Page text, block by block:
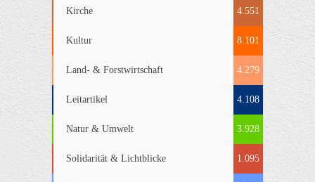
Kirche 4.551
Kultur 8.101
Land- & Forstwirtschaft 4.279
Leitartikel 4.108
Natur & Umwelt 3.928
Solidarität & Lichtblicke 1.095